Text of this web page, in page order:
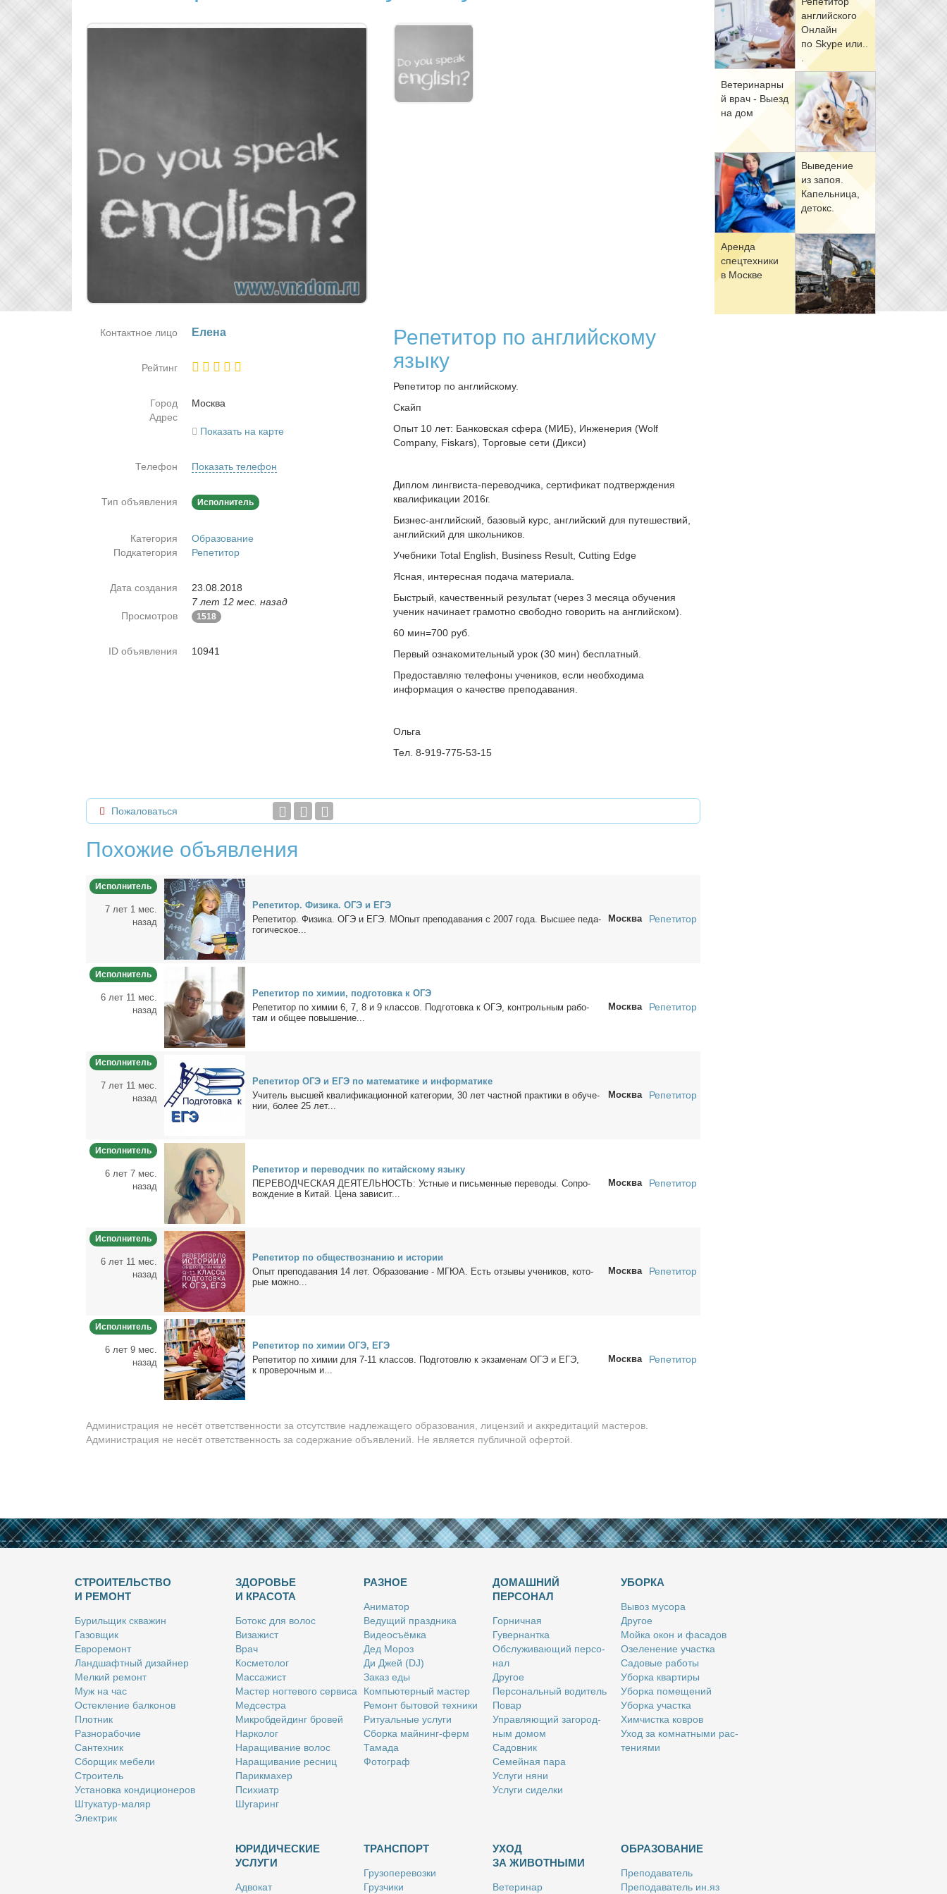
ан­глий­ско­го
Он­лайн
по Skype или..
Ве­те­ри­нар­ны
й врач - Вы­езд
на дом
Вы­ве­де­ние
из за­поя.
Ка­пель­ни­ца,
де­токс.
Арен­да
спец­тех­ни­ки
в Москве
Репетитор по английскому
языку
Репетитор по английскому.
Скайп
Опыт 10 лет: Банковская сфера (МИБ), Инженерия (Wolf
Company, Fiskars), Торговые сети (Дикси)
Диплом лингвиста-переводчика, сертификат подтверждения
квалификации 2016г.
Бизнес-английский, базовый курс, английский для путешествий,
английский для школьников.
Учебники Total English, Business Result, Cutting Edge
Ясная, интересная подача материала.
Быстрый, качественный результат (через 3 месяца обучения
ученик начинает грамотно свободно говорить на английском).
60 мин=700 руб.
Первый ознакомительный урок (30 мин) бесплатный.
Предоставляю телефоны учеников, если необходима
информация о качестве преподавания.
Ольга
Тел. 8-919-775-53-15
Контактное лицо Еле­на
Рейтинг
Город
Москва
Адрес
Показать на карте
Телефон Показать телефон
Тип объявления Исполнитель
Категория
Образование
Подкатегория
Репетитор
Дата создания
23.08.2018
7 лет 12 мес. назад
Просмотров
1518
ID объявления 10941
Пожаловаться
Похожие объявления
Исполнитель
7 лет 1 мес.
назад
Ре­пе­ти­тор. Физи­ка. ОГЭ и ЕГЭ
Ре­пе­ти­тор. Физи­ка. ОГЭ и ЕГЭ. МОпыт пре­по­да­ва­ния с 2007 го­да. Выс­шее пе­да­
го­ги­че­ское...
Москва Репетитор
Исполнитель
6 лет 11 мес.
назад
Ре­пе­ти­тор по хи­мии, под­го­тов­ка к ОГЭ
Ре­пе­ти­тор по хи­мии 6, 7, 8 и 9 клас­сов. Под­го­тов­ка к ОГЭ, кон­троль­ным ра­бо­
там и об­щее по­вы­ше­ние...
Москва Репетитор
Исполнитель
7 лет 11 мес.
назад
Ре­пе­ти­тор ОГЭ и ЕГЭ по ма­те­ма­ти­ке и ин­фор­ма­ти­ке
Учи­тель выс­шей ква­ли­фи­ка­ци­он­ной ка­те­го­рии, 30 лет част­ной прак­ти­ки в обу­че­
нии, бо­лее 25 лет...
Москва Репетитор
Исполнитель
6 лет 7 мес.
назад
Ре­пе­ти­тор и пе­ре­вод­чик по ки­тай­ско­му язы­ку
ПЕРЕВОДЧЕСКАЯ ДЕЯТЕЛЬНОСТЬ: Уст­ные и пись­мен­ные пе­ре­во­ды. Со­про­
вож­де­ние в Ки­тай. Це­на за­ви­сит...
Москва Репетитор
Исполнитель
6 лет 11 мес.
назад
Ре­пе­ти­тор по об­ще­ст­во­зна­нию и ис­то­рии
Опыт пре­по­да­ва­ния 14 лет. Об­ра­зо­ва­ние - МГЮА. Есть от­зы­вы уче­ни­ков, ко­то­
рые мож­но...
Москва Репетитор
Исполнитель
6 лет 9 мес.
назад
Ре­пе­ти­тор по хи­мии ОГЭ, ЕГЭ
Ре­пе­ти­тор по хи­мии для 7-11 клас­сов. Под­го­тов­лю к эк­за­ме­нам ОГЭ и ЕГЭ,
к про­ве­роч­ным и...
Москва Репетитор
Администрация не несёт ответственности за отсутствие надлежащего образования, лицензий и аккредитаций мастеров.
Администрация не несёт ответственность за содержание объявлений. Не является публичной офертой.
СТРОИТЕЛЬСТВО
И РЕМОНТ
Бу­риль­щик сква­жин
Га­зов­щик
Ев­ро­ре­монт
Ланд­шафт­ный ди­зай­нер
Мел­кий ре­монт
Муж на час
Остек­ле­ние бал­ко­нов
Плот­ник
Раз­но­ра­бо­чие
Сан­тех­ник
Сбор­щик ме­бе­ли
Стро­и­тель
Уста­нов­ка кон­ди­ци­о­не­ров
Шту­ка­тур-ма­ляр
Элек­трик
ЗДОРОВЬЕ
И КРАСОТА
Бо­токс для во­лос
Ви­за­жист
Врач
Кос­ме­то­лог
Мас­са­жист
Ма­стер ног­те­во­го сер­ви­са
Мед­сест­ра
Мик­роб­дей­динг бро­вей
Нар­ко­лог
На­ра­щи­ва­ние во­лос
На­ра­щи­ва­ние рес­ниц
Па­рик­махер
Пси­хи­атр
Шу­га­ринг
РАЗНОЕ
Ани­ма­тор
Ве­ду­щий празд­ни­ка
Ви­део­съём­ка
Дед Мо­роз
Ди Джей (DJ)
За­каз еды
Ком­пью­тер­ный ма­стер
Ре­монт бы­то­вой тех­ни­ки
Ри­ту­аль­ные услу­ги
Сбор­ка май­нинг-ферм
Та­ма­да
Фо­то­граф
ДОМАШНИЙ
ПЕРСОНАЛ
Гор­нич­ная
Гу­вер­нант­ка
Об­слу­жи­ва­ю­щий пер­со­
нал
Дру­гое
Пер­со­наль­ный во­ди­тель
По­вар
Управ­ля­ю­щий за­го­род­
ным до­мом
Са­дов­ник
Се­мей­ная па­ра
Услу­ги ня­ни
Услу­ги си­дел­ки
УБОРКА
Вы­воз му­со­ра
Дру­гое
Мой­ка окон и фа­са­дов
Озе­ле­не­ние участ­ка
Са­до­вые ра­бо­ты
Убор­ка квар­ти­ры
Убор­ка по­ме­ще­ний
Убор­ка участ­ка
Хим­чист­ка ков­ров
Уход за ком­нат­ны­ми рас­
те­ни­я­ми
ЮРИДИЧЕСКИЕ
УСЛУГИ
Адво­кат
ТРАНСПОРТ
Гру­зо­пе­ре­воз­ки
Груз­чи­ки
УХОД
ЗА ЖИВОТНЫМИ
Ве­те­ри­нар
ОБРАЗОВАНИЕ
Пре­по­да­ва­тель
Пре­по­да­ва­тель ин.яз